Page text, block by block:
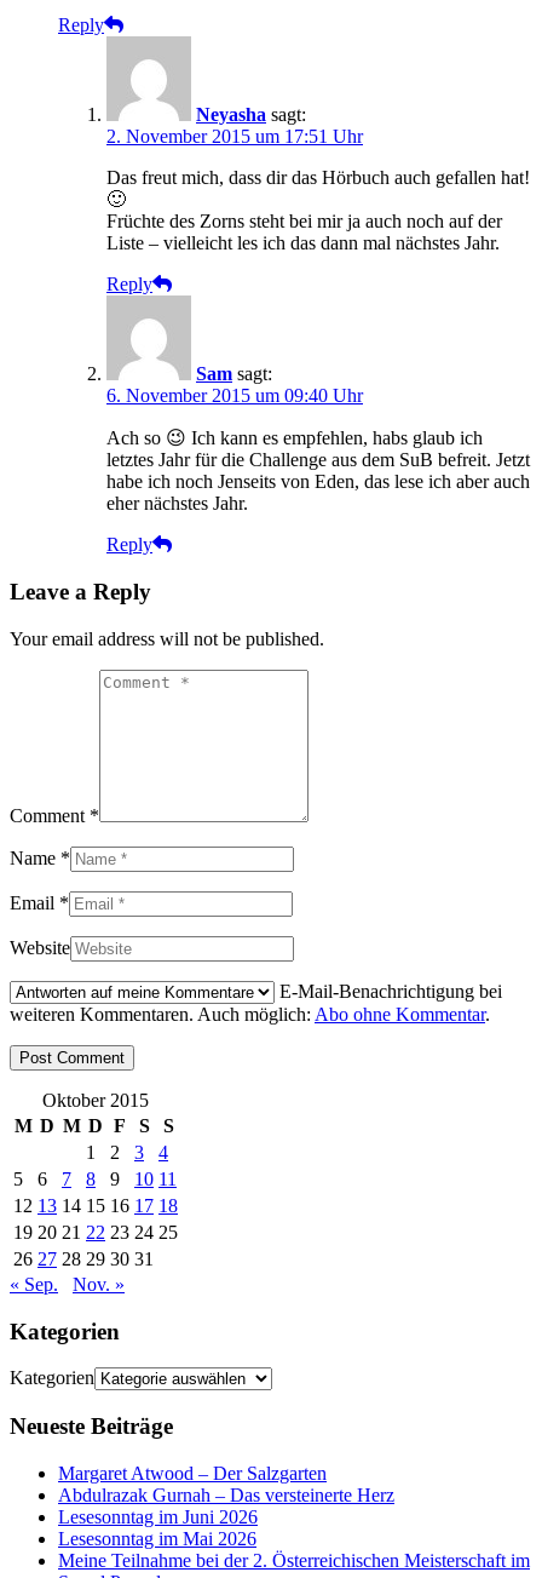
Reply
Neyasha sagt:
2. November 2015 um 17:51 Uhr
Das freut mich, dass dir das Hörbuch auch gefallen hat!
🙂
Früchte des Zorns steht bei mir ja auch noch auf der
Liste – vielleicht les ich das dann mal nächstes Jahr.
Reply
Sam sagt:
6. November 2015 um 09:40 Uhr
Ach so 😉 Ich kann es empfehlen, habs glaub ich
letztes Jahr für die Challenge aus dem SuB befreit. Jetzt
habe ich noch Jenseits von Eden, das lese ich aber auch
eher nächstes Jahr.
Reply
Leave a Reply
Your email address will not be published.
Comment *
Name *
Email *
Website
E-Mail-Benachrichtigung bei
weiteren Kommentaren. Auch möglich: Abo ohne Kommentar.
Oktober 2015
M D M D F S
S
1
2 3
4
5
6 7 8 9 10 11
12 13 14 15 16 17 18
19 20 21 22 23 24 25
26 27 28 29 30 31
« Sep.
Nov. »
Kategorien
Kategorien
Neueste Beiträge
Margaret Atwood – Der Salzgarten
Abdulrazak Gurnah – Das versteinerte Herz
Lesesonntag im Juni 2026
Lesesonntag im Mai 2026
Meine Teilnahme bei der 2. Österreichischen Meisterschaft im